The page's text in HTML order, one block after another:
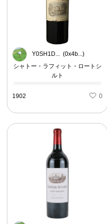
Y0SH1D... (0x4b...)
シャトー・ラフィット・ロートシ
ルト
1902 0